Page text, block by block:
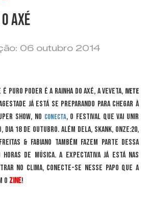
axé
06 outubro 2014
puro poder é a Rainha do Axé, a Veveta, Ivete
já está se preparando para chegar à
show, no Conecta, o festival que vai unir
dia 18 de outubro. Além dela, Skank, Onze:20,
& Fabiano também fazem parte dessa
de música. A expectativa já está nas
no clima, conecte-se nesse papo que a
o Zine!